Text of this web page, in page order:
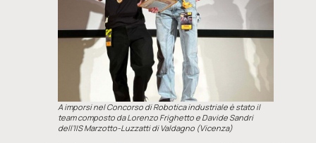
A imporsi nel Concorso di Robotica industriale è stato il
team composto da Lorenzo Frighetto e Davide Sandri
dell’IIS Marzotto-Luzzatti di Valdagno (Vicenza)